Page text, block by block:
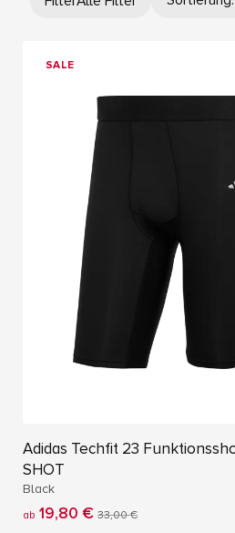
SALE
Adidas Techfit 23
SHOT
Black
ab 19,80 € 33,00 €